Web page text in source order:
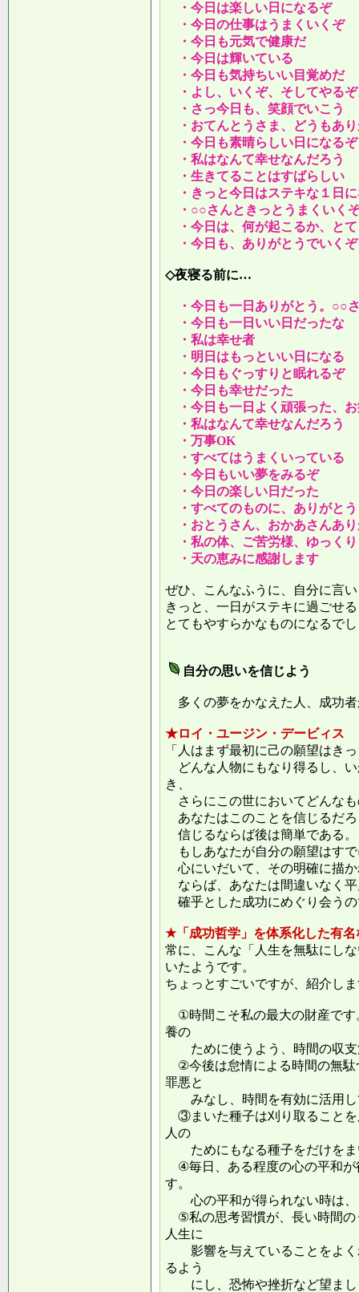
・今日は楽しい日になるぞ
・今日の仕事はうまくいくぞ
・今日も元気で健康だ
・今日は輝いている
・今日も気持ちいい目覚めだ
・よし、いくぞ、そしてやる
・さっ今日も、笑顔でいこう
・おてんとうさま、どうもあ
・今日も素晴らしい日になるぞ
・私はなんて幸せなんだろう
・生きてることはすばらしい
・きっと今日はステキな１日
・○○さんときっとうまくいく
・今日は、何が起こるか、と
・今日も、ありがとうでいくぞ
◇夜寝る前に…
・今日も一日ありがとう。○○
・今日も一日いい日だったな
・私は幸せ者
・明日はもっといい日になる
・今日もぐっすりと眠れるぞ
・今日も幸せだった
・今日も一日よく頑張った、
・私はなんて幸せなんだろう
・万事OK
・すべてはうまくいっている
・今日もいい夢をみるぞ
・今日の楽しい日だった
・すべてのものに、ありがとう
・おとうさん、おかあさんあ
・私の体、ご苦労様、ゆっく
・天の恵みに感謝します
ぜひ、こんなふうに、自分に言
きっと、一日がステキに過ごせ
とてもやすらかなものになるで
自分の思いを信じよう
多くの夢をかなえた人、成功
★ロイ・ユージン・デービィス
「人はまず最初に己の願望はき
どんな人物にもなり得るし、
き、
さらにこの世においてどんな
あなたはこのことを信じるだ
信じるならば後は簡単である。
もしあなたが自分の願望はす
心にいだいて、その明確に描
ならば、あなたは間違いなく
確乎とした成功にめぐり会う
★「成功哲学」を体系化した有
常に、こんな「人生を無駄にし
いたようです。
ちょっとすごいですが、紹介し
①時間こそ私の最大の財産です
養の
ために使うよう、時間の収支
②今後は怠情による時間の無駄
罪悪と
みなし、時間を有効に活用し
③まいた種子は刈り取ることを
人の
ためにもなる種子をだけをま
④毎日、ある程度の心の平和が
す。
心の平和が得られない時は、
⑤私の思考習慣が、長い時間の
人生に
影響を与えていることをよく
るよう
にし、恐怖や挫折など望まし